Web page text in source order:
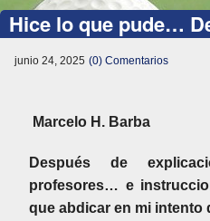
Categorias
Hice lo que pude…
junio 24, 2025 (0) Comentarios
Marcelo H. Barba
Después de
profesores… e
que abdicar en mi intento